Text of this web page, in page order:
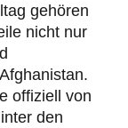
gehören
nicht nur
offiziell von
den